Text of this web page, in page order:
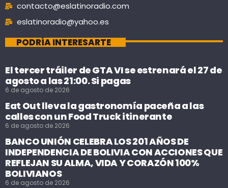
contacto@eslatinoradio.com
eslatinoradio@yahoo.es
PODRÍA INTERESARTE
El tercer tráiler de GTA VI se estrenará el 27 de
agosto a las 21:00. Si pagas
6 de agosto de 2026
Eat Out lleva la gastronomía paceña a las
calles con un Food Truck itinerante
6 de agosto de 2026
BANCO UNIÓN CELEBRA LOS 201 AÑOS DE
INDEPENDENCIA DE BOLIVIA CON ACCIONES QUE
REFLEJAN SU ALMA, VIDA Y CORAZÓN 100%
BOLIVIANOS
6 de agosto de 2026